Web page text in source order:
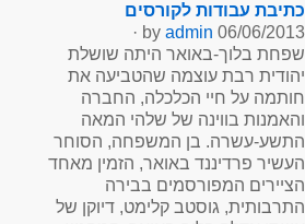
כתיבת עבודות לקורסים
06/06/2013
admin
·
שפחת בלוך-באואר היתה שושלת
יהודית רבת עוצמה שהטביעה את
חותמה על חיי הכלכלה, החברה
והאמנות בווינה של שלהי המאה
התשע-עשרה. בן המשפחה, הסוחר
העשיר פרדיננד באואר, הזמין מאחד
הציירים המפורסמים בבירה
התרבותית, גוסטב קלימט, דיוקן של